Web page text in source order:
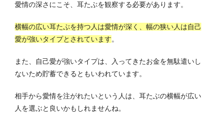
愛情の深さにこそ、耳たぶを観察する必要があります。
横幅の広い耳たぶを持つ人は愛情が深く、幅の狭い人は自己
愛が強いタイプとされています。
また、自己愛が強いタイプは、入ってきたお金を無駄遣いし
ないため貯蓄できるともいわれています。
相手から愛情を注がれたいという人は、耳たぶの横幅が広い
人を選ぶと良いかもしれませんね。